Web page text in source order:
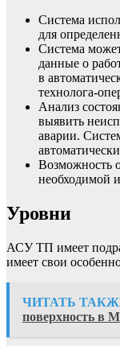
Система
для
Система
данные о
в
технолога-
Анализ
выявить
аварии.
Возможность
необходимой
Уровни
АСУ ТП имеет
имеет свои
ЧИТАТЬ
поверхность в